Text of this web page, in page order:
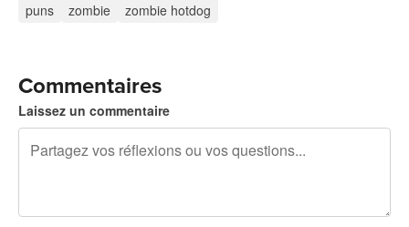
puns
zombie zombie hotdog
Commentaires
Laissez un commentaire